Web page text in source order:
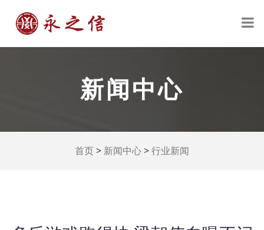
新闻中心
首页 > 新闻中心 > 行业新闻